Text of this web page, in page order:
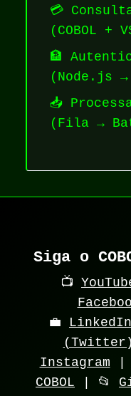
💳
(COBOL +
🏦
(Node.js →
📥
(Fila →
Siga o
📺
💼 LinkedIn
(Twitter)
Instagram |
COBOL | 📂